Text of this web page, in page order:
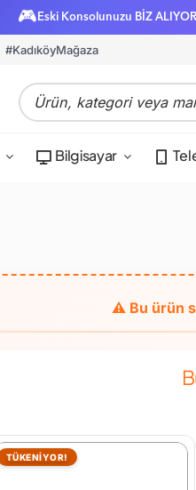
🎮 Eski Konsolunuzu BİZ
#KadıköyMağaza
Bilgisayar
TÜKENİYOR!